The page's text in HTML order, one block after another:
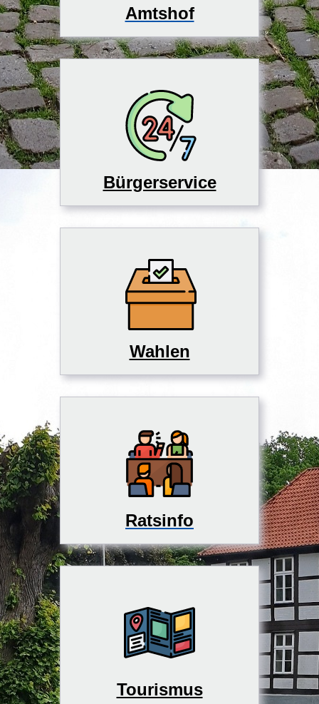
Amtshof
Bürgerservice
Wahlen
Ratsinfo
Tourismus